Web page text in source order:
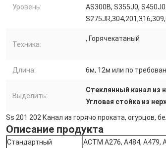
Уровень:
AS300B, S355J0,
Техника:
, Горячекатаный
Длина: 6м, 12м или по
Выделить:
Стеклянный канал из
Угловая стойка из
Ss 201 202 Канал из горячо проката, огурцов,
Описание продукта
Стандартный
АСТМ A276, A484, A479,